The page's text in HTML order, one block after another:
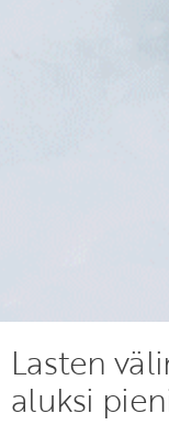
Lasten
aluksi